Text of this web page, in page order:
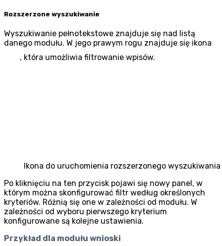
Rozszerzone wyszukiwanie
Wyszukiwanie pełnotekstowe znajduje się nad listą
danego modułu. W jego prawym rogu znajduje się ikona
, która umożliwia filtrowanie wpisów.
Ikona do uruchomienia rozszerzonego wyszukiwania
Po kliknięciu na ten przycisk pojawi się nowy panel, w
którym można skonfigurować filtr według określonych
kryteriów. Różnią się one w zależności od modułu. W
zależności od wyboru pierwszego kryterium
konfigurowane są kolejne ustawienia.
Przykład dla modułu wnioski